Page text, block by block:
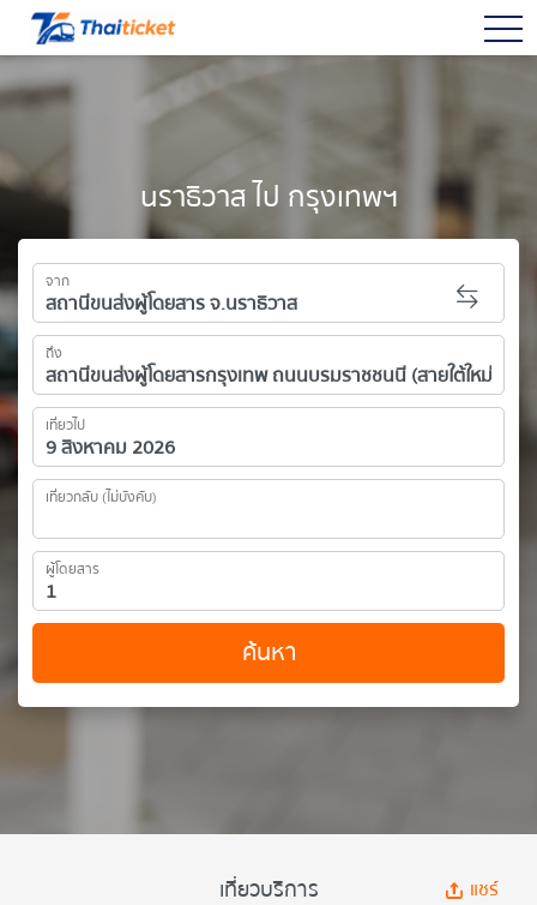
นราธิวาส ไป กรุงเทพฯ
จาก
ถึง
เที่ยวไป
เที่ยวกลับ (ไม่บังคับ)
ผู้โดยสาร
ค้นหา
เที่ยวบริการ แชร์